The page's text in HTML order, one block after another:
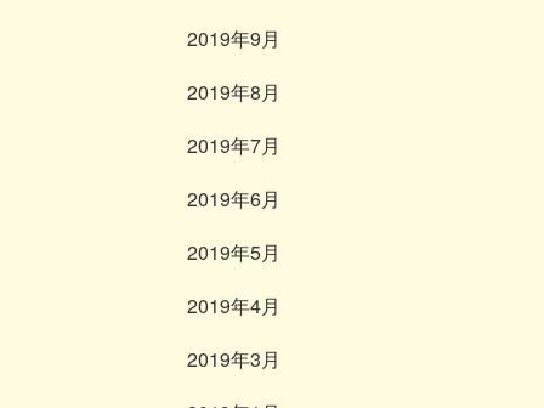
2019年9月
2019年8月
2019年7月
2019年6月
2019年5月
2019年4月
2019年3月